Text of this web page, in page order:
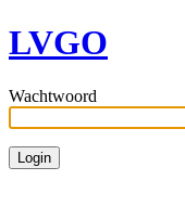
LVGO
Wachtwoord